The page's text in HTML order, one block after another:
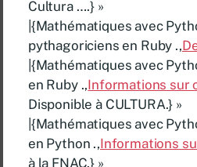
Cultura ….} »
|{Mathématiques avec
pythagoriciens en Ruby .,
|{Mathématiques avec
en Ruby .,Informations sur
Disponible à CULTURA.} »
|{Mathématiques avec
en Python .,Informations
à la FNAC.} »